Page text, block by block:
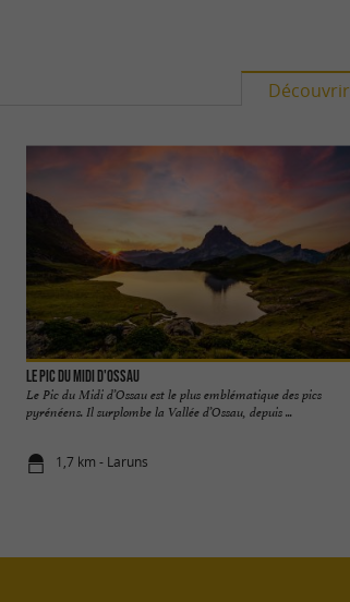
Découvrir
Le Pic du Midi d'Ossau
Le Pic du Midi d’Ossau est le plus emblématique des pics
pyrénéens. Il surplombe la Vallée d’Ossau, depuis ...
1,7 km - Laruns